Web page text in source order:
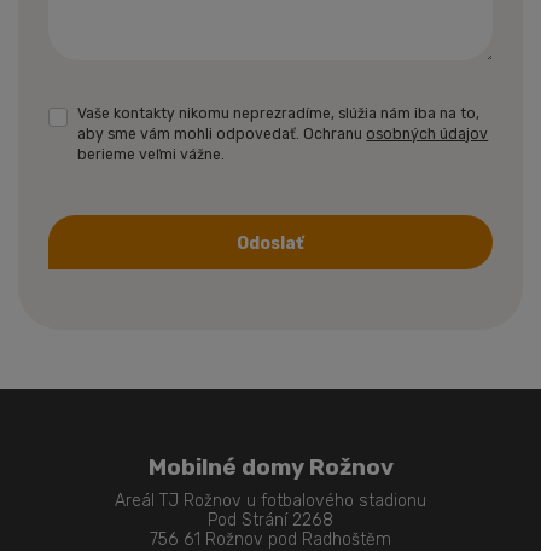
Vaše kontakty nikomu neprezradíme, slúžia nám iba na to,
aby sme vám mohli odpovedať. Ochranu osobných údajov
berieme veľmi vážne.
Odoslať
Mobilné domy Rožnov
Areál TJ Rožnov u fotbalového stadionu
Pod Strání 2268
756 61 Rožnov pod Radhoštěm